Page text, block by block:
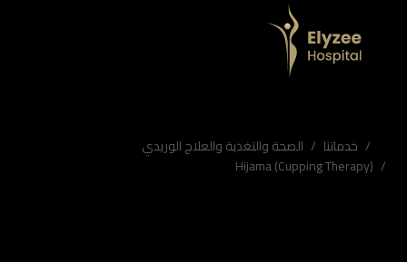
خدماتنا
الصحة والتغذية والعلاج الوريدي
Hijama (Cupping Therapy)